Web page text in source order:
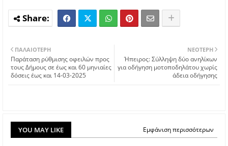
ΝΕΌΤΕΡΗ
Ήπειρος: Σύλληψη δύο ανηλίκων
για οδήγηση μοτοποδηλάτου χωρίς
άδεια οδήγησης
ΠΑΛΑΙΌΤΕΡΗ
Παράταση ρύθμισης οφειλών προς
τους Δήμους σε έως και 60 μηνιαίες
δόσεις έως και 14-03-2025
YOU MAY LIKE Εμφάνιση περισσότερων